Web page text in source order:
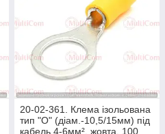
20-02-361. Клема ізольована
тип "О" (діам.-10,5/15мм) під
кабель 4-6мм², жовта, 100